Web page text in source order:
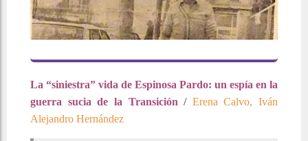
La “siniestra” vida de Espinosa Pardo: un espía en la
guerra sucia de la Transición / Erena Calvo, Iván
Alejandro Hernández